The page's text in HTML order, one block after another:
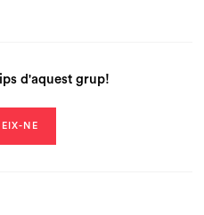
d'aquest grup!
NE